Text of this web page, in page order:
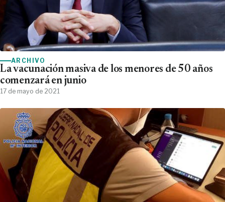
ARCHIVO
La vacunación masiva de los menores de 50 años
comenzará en junio
17 de mayo de 2021